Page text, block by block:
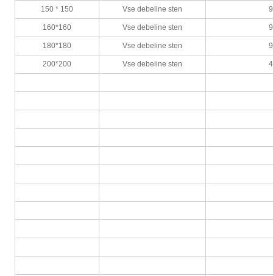
150 * 150 Vse debeline sten 9
160*160 Vse debeline sten 9
180*180 Vse debeline sten 9
200*200 Vse debeline sten 4